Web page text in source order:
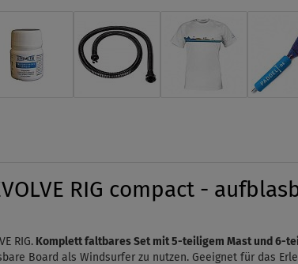
RIG compact -
RIG. Komplett faltbares Set mit 5-teiligem Mast und 6-
Board als Windsurfer zu nutzen. Geeignet für das